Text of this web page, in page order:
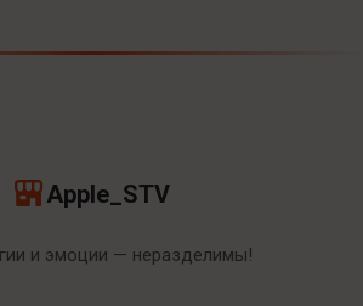
Apple_STV
и эмоции — неразделимы!